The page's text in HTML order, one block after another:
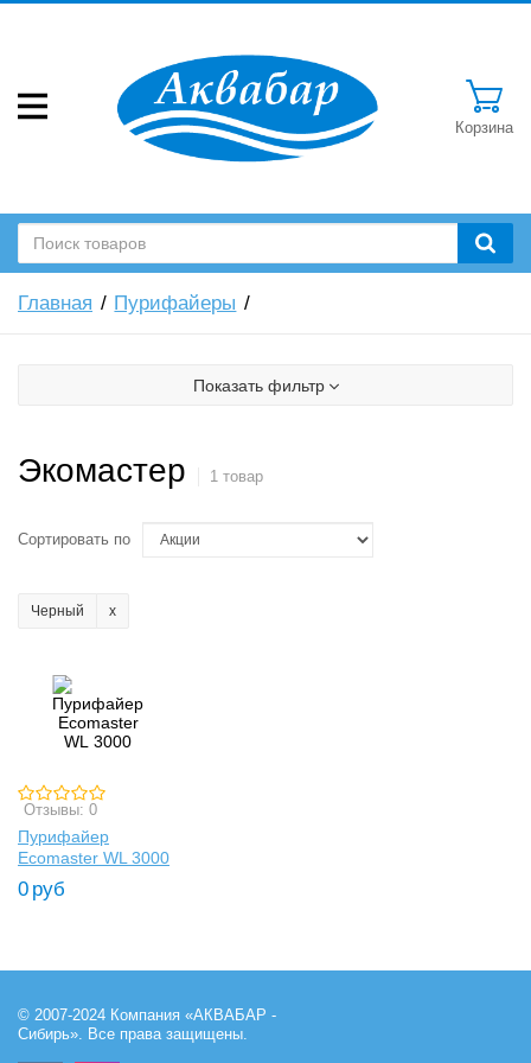
Корзина
Главная Пурифайеры
Показать фильтр
Экомастер 1 товар
Сортировать по
Черный
Отзывы: 0
Пурифайер
Ecomaster WL 3000
0 руб
© 2007-2024 Компания «АКВАБАР -
Сибирь». Все права защищены.